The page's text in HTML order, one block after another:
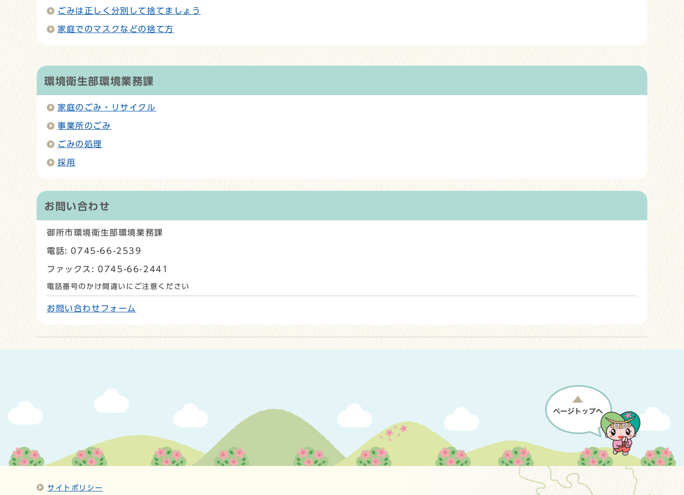
ごみは正しく分別して捨てましょう
家庭でのマスクなどの捨て方
環境衛生部環境業務課
家庭のごみ・リサイクル
事業所のごみ
ごみの処理
採用
お問い合わせ
御所市環境衛生部環境業務課
電話: 0745-66-2539
ファックス: 0745-66-2441
電話番号のかけ間違いにご注意ください
お問い合わせフォーム
サイトポリシー